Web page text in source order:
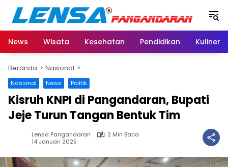
Langsung
konten
News
Wisata Kesehatan Pendidikan Kuliner
Beranda Nasional
Nasional News Politik
Kisruh KNPI di Pangandaran, Bupati
Jeje Turun Tangan Bentuk Tim
Lensa Pangandaran
2 Min Baca
14 Januari 2025